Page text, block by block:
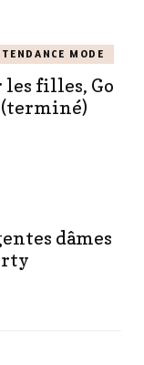
TENDANCE MODE
filles, Go
(terminé)
dâmes